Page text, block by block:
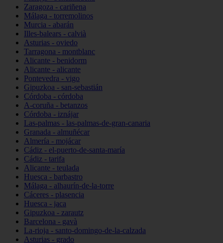
Zaragoza - cariñena
Málaga - torremolinos
Murcia - abarán
Illes-balears - calvià
Asturias - oviedo
Tarragona - montblanc
Alicante - benidorm
Alicante - alicante
Pontevedra - vigo
Gipuzkoa - san-sebastián
Córdoba - córdoba
A-coruña - betanzos
Córdoba - iznájar
Las-palmas - las-palmas-de-gran-canaria
Granada - almuñécar
Almería - mojácar
Cádiz - el-puerto-de-santa-maría
Cádiz - tarifa
Alicante - teulada
Huesca - barbastro
Málaga - alhaurín-de-la-torre
Cáceres - plasencia
Huesca - jaca
Gipuzkoa - zarautz
Barcelona - gavà
La-rioja - santo-domingo-de-la-calzada
Asturias - grado